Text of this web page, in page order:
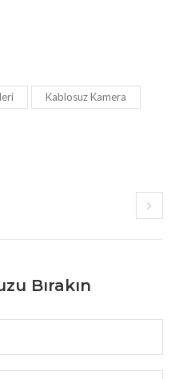
Kablosuz Kamera
Bırakın